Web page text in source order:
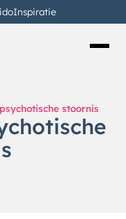
Inspiratie
stoornis